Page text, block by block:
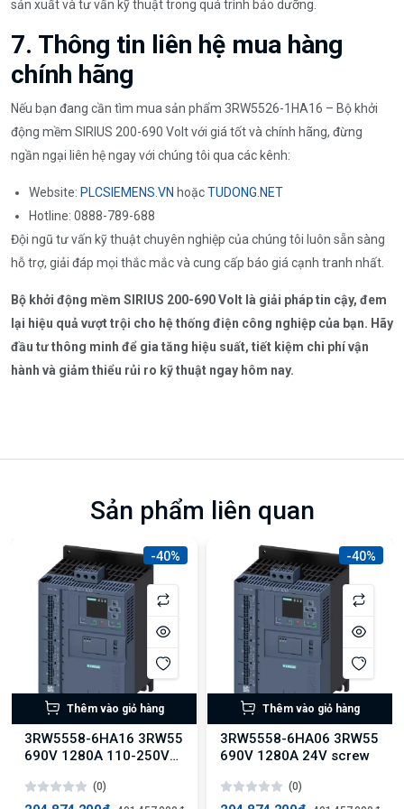
sản xuất và tư vấn kỹ thuật trong quá trình bảo dưỡng.
7. Thông tin liên hệ mua hàng
chính hãng
Nếu bạn đang cần tìm mua sản phẩm 3RW5526-1HA16 – Bộ khởi
động mềm SIRIUS 200-690 Volt với giá tốt và chính hãng, đừng
ngần ngại liên hệ ngay với chúng tôi qua các kênh:
Website: PLCSIEMENS.VN hoặcTUDONG.NET
Hotline: 0888-789-688
Đội ngũ tư vấn kỹ thuật chuyên nghiệp của chúng tôi luôn sẵn sàng
hỗ trợ, giải đáp mọi thắc mắc và cung cấp báo giá cạnh tranh nhất.
Bộ khởi động mềm SIRIUS 200-690 Volt là giải pháp tin cậy, đem
lại hiệu quả vượt trội cho hệ thống điện công nghiệp của bạn. Hãy
đầu tư thông minh để gia tăng hiệu suất, tiết kiệm chi phí vận
hành và giảm thiểu rủi ro kỹ thuật ngay hôm nay.
Sản phẩm liên quan
-40%
Thêm vào giỏ hàng
3RW5558-6HA16 3RW55
690V 1280A 110-250V
(0)
-40%
Thêm vào giỏ hàng
3RW5558-6HA06 3RW55
690V 1280A 24V screw
(0)